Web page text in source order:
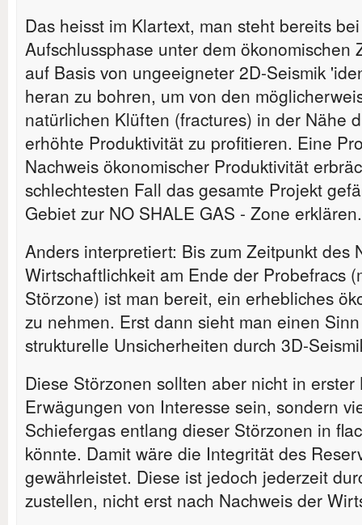
Das heisst im Klartext, man steht bereits
Aufschlussphase unter dem ökonomischen
auf Basis von ungeeigneter 2D-Seismik
heran zu bohren, um von den
natürlichen Klüften (fractures) in der Nähe
erhöhte Produktivität zu profitieren. Eine
Nachweis ökonomischer Produktivität
schlechtesten Fall das gesamte Projekt
Gebiet zur NO SHALE GAS - Zone erklären.
Anders interpretiert: Bis zum Zeitpunkt des
Wirtschaftlichkeit am Ende der Probefracs
Störzone) ist man bereit, ein erhebliches
zu nehmen. Erst dann sieht man einen
strukturelle Unsicherheiten durch 3D-
Diese Störzonen sollten aber nicht in
Erwägungen von Interesse sein, sondern
Schiefergas entlang dieser Störzonen in
könnte. Damit wäre die Integrität des
gewährleistet. Diese ist jedoch jederzeit
zustellen, nicht erst nach Nachweis der